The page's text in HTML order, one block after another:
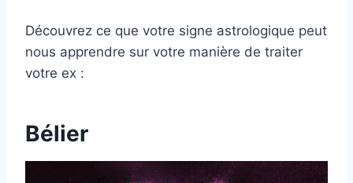
Découvrez ce que votre signe astrologique peut
nous apprendre sur votre manière de traiter
votre ex :
Bélier